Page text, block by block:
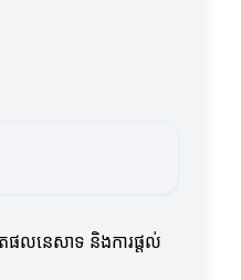
ផលនេសាទ និងការផ្តល់